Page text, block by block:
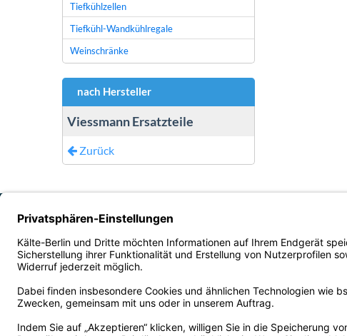
Tiefkühlzellen
Tiefkühl-Wandkühlregale
Weinschränke
nach Hersteller
Viessmann Ersatzteile
Zurück
AGB B2B
Impressum
Liefer- und Versandkosten
Privatsphäre und Datenschutz